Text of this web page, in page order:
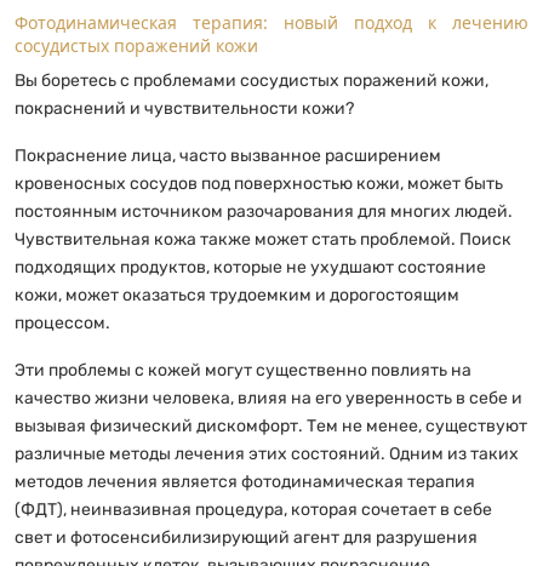
Фотодинамическая терапия: новый подход к лечению
сосудистых поражений кожи
Вы боретесь с проблемами сосудистых поражений кожи,
покраснений и чувствительности кожи?
Покраснение лица, часто вызванное расширением
кровеносных сосудов под поверхностью кожи, может быть
постоянным источником разочарования для многих людей.
Чувствительная кожа также может стать проблемой. Поиск
подходящих продуктов, которые не ухудшают состояние
кожи, может оказаться трудоемким и дорогостоящим
процессом.
Эти проблемы с кожей могут существенно повлиять на
качество жизни человека, влияя на его уверенность в себе и
вызывая физический дискомфорт. Тем не менее, существуют
различные методы лечения этих состояний. Одним из таких
методов лечения является фотодинамическая терапия
(ФДТ), неинвазивная процедура, которая сочетает в себе
свет и фотосенсибилизирующий агент для разрушения